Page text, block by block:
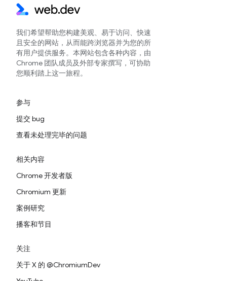
我们希望帮助您构建美观、易于访问、快速
且安全的网站，从而能跨浏览器并为您的所
有用户提供服务。本网站包含各种内容，由
Chrome 团队成员及外部专家撰写，可协助
您顺利踏上这一旅程。
参与
提交 bug
查看未处理完毕的问题
相关内容
Chrome 开发者版
Chromium 更新
案例研究
播客和节目
关注
关于 X 的 @ChromiumDev